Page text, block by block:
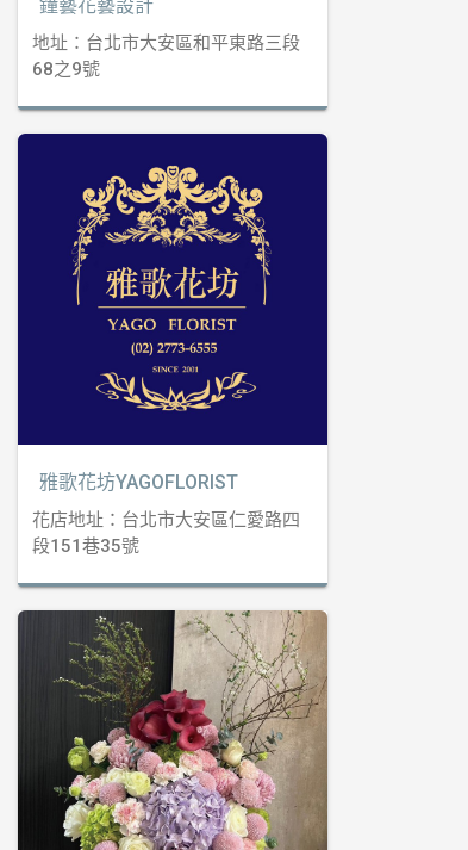
鐘藝花藝設計
地址：台北市大安區和平東路三段
68之9號
雅歌花坊YAGOFLORIST
花店地址：台北市大安區仁愛路四
段151巷35號